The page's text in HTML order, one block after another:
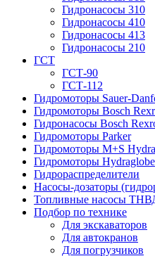
Гидронасосы 310
Гидронасосы 410
Гидронасосы 413
Гидронасосы 210
ГСТ
ГСТ-90
ГСТ-112
Гидромоторы Sauer-
Гидромоторы Bosch
Гидронасосы Bosch
Гидромоторы Parker
Гидромоторы M+S
Гидромоторы Hydraglobe
Гидрораспределители
Насосы-дозаторы
Топливные насосы
Подбор по технике
Для экскаваторов
Для автокранов
Для погрузчиков